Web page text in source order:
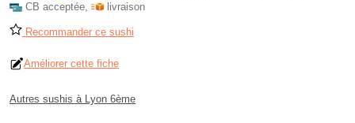
CB acceptée, livraison
Recommander ce sushi
Améliorer cette fiche
Autres sushis à Lyon 6ème